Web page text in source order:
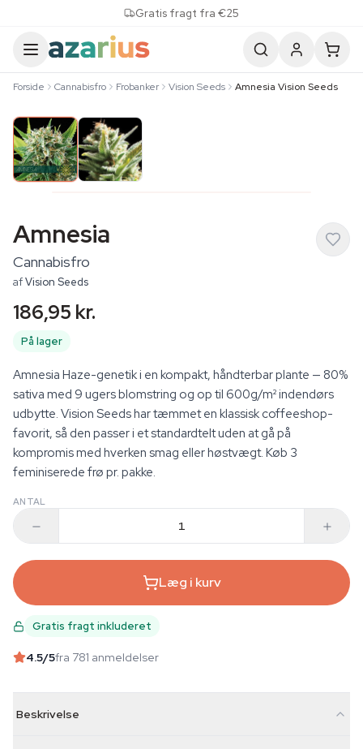
Gratis fragt fra €25
Forside Cannabisfro Frobanker Vision Seeds Amnesia Vision Seeds
Amnesia
Cannabisfro
afVision Seeds
186,95 kr.
På lager
Amnesia Haze-genetik i en kompakt, håndterbar plante — 80%
sativa med 9 ugers blomstring og op til 600g/m² indendørs
udbytte. Vision Seeds har tæmmet en klassisk coffeeshop-
favorit, så den passer i et standardtelt uden at gå på
kompromis med hverken smag eller høstvægt. Køb 3
feminiserede frø pr. pakke.
ANTAL
Læg i kurv
Gratis fragt inkluderet
4.5/5fra 781 anmeldelser
Beskrivelse